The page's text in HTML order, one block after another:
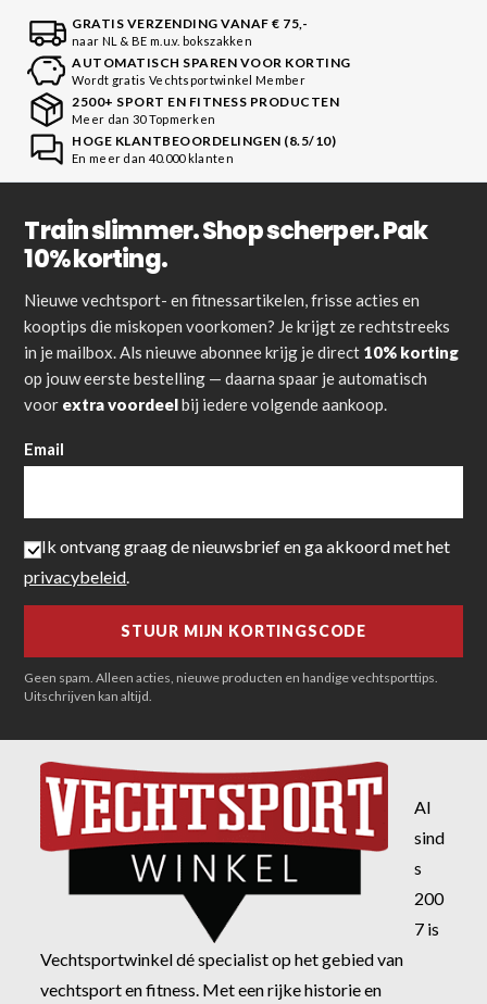
GRATIS VERZENDING VANAF € 75,-
naar NL & BE m.u.v. bokszakken
AUTOMATISCH SPAREN VOOR KORTING
Wordt gratis Vechtsportwinkel Member
2500+ SPORT EN FITNESS PRODUCTEN
Meer dan 30 Topmerken
HOGE KLANTBEOORDELINGEN (8.5/10)
En meer dan 40.000 klanten
Train slimmer. Shop scherper. Pak
10% korting.
Nieuwe vechtsport- en fitnessartikelen, frisse acties en
kooptips die miskopen voorkomen? Je krijgt ze rechtstreeks
in je mailbox. Als nieuwe abonnee krijg je direct 10% korting
op jouw eerste bestelling — daarna spaar je automatisch
voor extra voordeelbij iedere volgende aankoop.
Email
Ik ontvang graag de nieuwsbrief en ga akkoord met het
privacybeleid.
Geen spam. Alleen acties, nieuwe producten en handige vechtsporttips.
Uitschrijven kan altijd.
Al
sind
s
200
7 is
Vechtsportwinkel dé specialist op het gebied van
vechtsport en fitness. Met een rijke historie en